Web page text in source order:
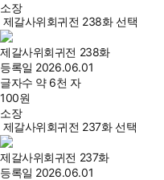
소장
제갈사위회귀전 238화 선택
제갈사위회귀전 238화
등록일 2026.06.01
글자수 약 6천 자
100원
소장
제갈사위회귀전 237화 선택
제갈사위회귀전 237화
등록일 2026.06.01